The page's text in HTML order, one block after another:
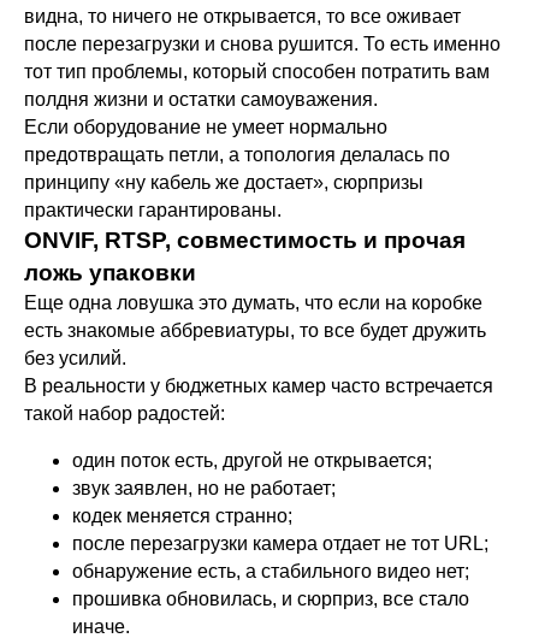
видна, то ничего не открывается, то все оживает
после перезагрузки и снова рушится. То есть именно
тот тип проблемы, который способен потратить вам
полдня жизни и остатки самоуважения.
Если оборудование не умеет нормально
предотвращать петли, а топология делалась по
принципу «ну кабель же достает», сюрпризы
практически гарантированы.
ONVIF, RTSP, совместимость и прочая
ложь упаковки
Еще одна ловушка это думать, что если на коробке
есть знакомые аббревиатуры, то все будет дружить
без усилий.
В реальности у бюджетных камер часто встречается
такой набор радостей:
один поток есть, другой не открывается;
звук заявлен, но не работает;
кодек меняется странно;
после перезагрузки камера отдает не тот URL;
обнаружение есть, а стабильного видео нет;
прошивка обновилась, и сюрприз, все стало
иначе.